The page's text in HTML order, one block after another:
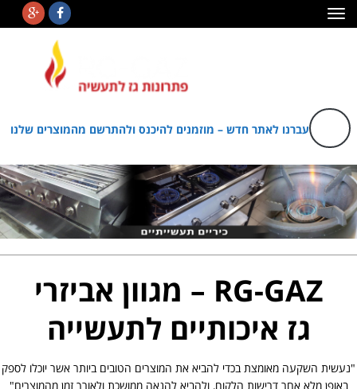
תפריט
עברנו לאתר חדש – מוזמנים להיכנס ולהתרשם מהמוצרים שלנו
RG-GAZ – מגוון אביזרי
גז איכותיים לתעשייה
"נעשית השקעה מאומצת בכדי להביא את המוצרים הטובים ביותר אשר יוכלו לספק
באופן מלא אחר דרישות הלקוח, ולהביא להנאה ממושכת ולאורך זמן מהמוצרים"